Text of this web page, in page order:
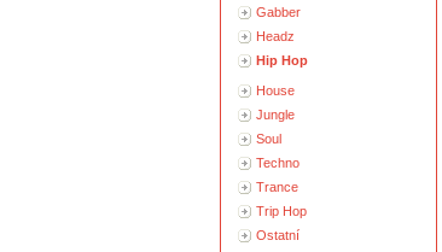
Gabber
Headz
Hip Hop
House
Jungle
Soul
Techno
Trance
Trip Hop
Ostatní